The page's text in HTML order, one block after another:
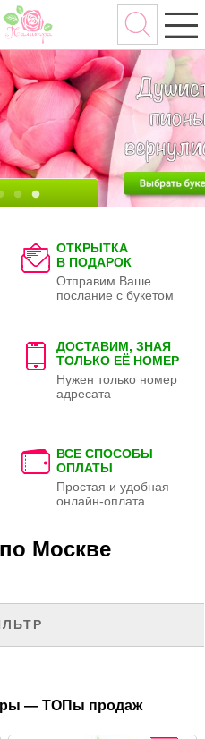
ОТКРЫТКА
В ПОДАРОК
Отправим Ваше
послание с букетом
ДОСТАВИМ, ЗНАЯ
ТОЛЬКО ЕЁ НОМЕР
Нужен только номер
адресата
ВСЕ СПОСОБЫ
ОПЛАТЫ
Простая и удобная
онлайн-оплата
Москве
— ТОПы продаж